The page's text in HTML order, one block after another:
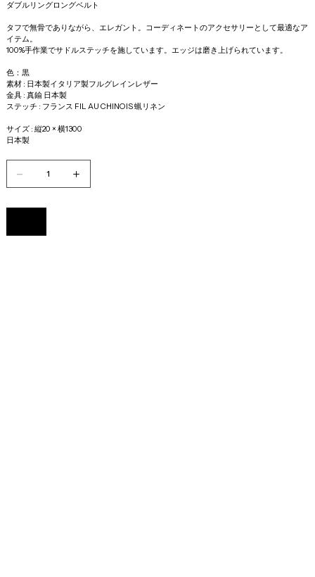
ダブルリングロングベルト
タフで無骨でありながら、エレガント。コーディネートのアクセサリーとして最適なア
イテム。
100%手作業でサドルステッチを施しています。エッジは磨き上げられています。
色：黒
素材 : 日本製イタリア製フルグレインレザー
金具 : 真鍮 日本製
ステッチ : フランス FIL AU CHINOIS 蝋リネン
サイズ : 縦20 × 横1300
日本製